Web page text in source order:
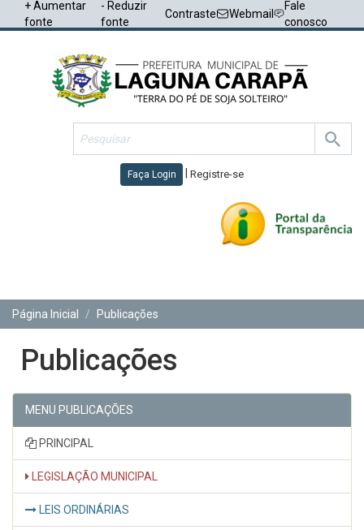
+ Aumentar
fonte
- Reduzir
fonte
Contraste Webmail
Fale
conosco
Faça Login Registre-se
Página Inicial
Publicações
Publicações
MENU PUBLICAÇÕES
PRINCIPAL
LEGISLAÇÃO MUNICIPAL
LEIS ORDINÁRIAS